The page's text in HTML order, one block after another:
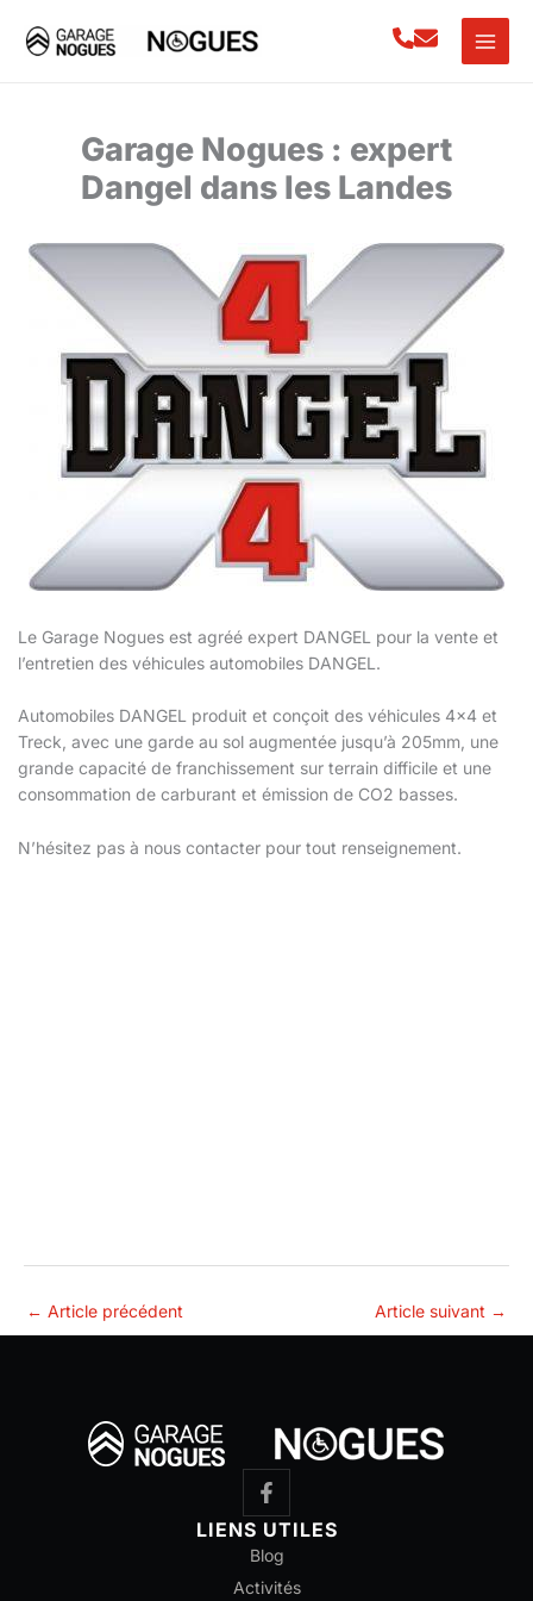
Garage Nogues : expert
Dangel dans les Landes
Le Garage Nogues est agréé expert DANGEL pour la vente et
l’entretien des véhicules automobiles DANGEL.
Automobiles DANGEL produit et conçoit des véhicules 4×4 et
Treck, avec une garde au sol augmentée jusqu’à 205mm, une
grande capacité de franchissement sur terrain difficile et une
consommation de carburant et émission de CO2 basses.
N’hésitez pas à nous contacter pour tout renseignement.
← Article précédent Article suivant →
LIENS UTILES
Blog
Activités